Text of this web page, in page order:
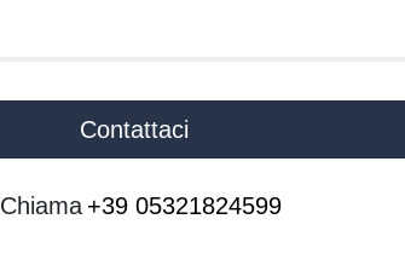
Contattaci
Chiama +39 05321824599